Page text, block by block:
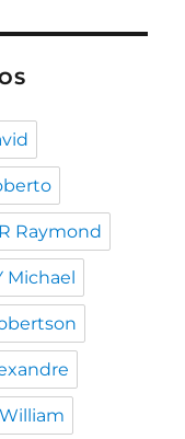
Raymond
Michael